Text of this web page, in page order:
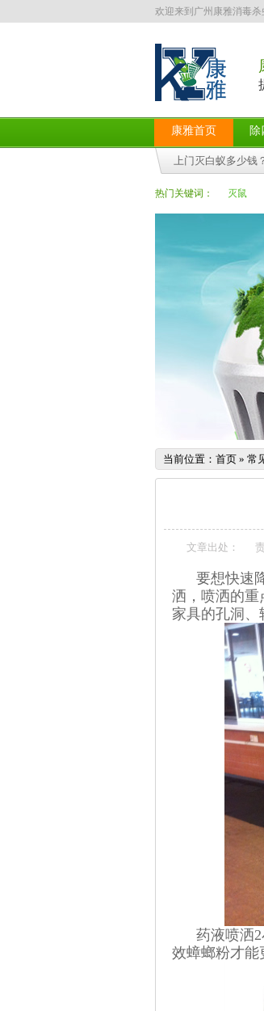
欢迎来到广州康雅消毒杀
康雅首页 除
上门灭白蚁多少钱
热门关键词： 灭鼠
当前位置： 首页 » 常
文章出处：
要想快速降
洒，喷洒的重
家具的孔洞、
药液喷洒2
效蟑螂粉才能